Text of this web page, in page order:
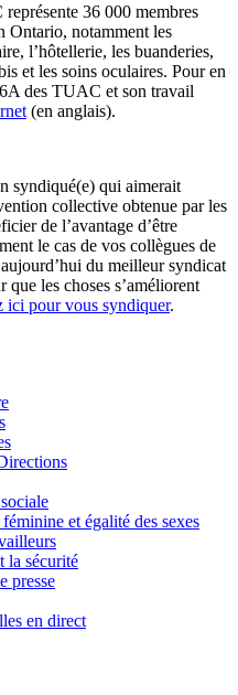
36 000 membres
Ontario, notamment les
l’hôtellerie, les buanderies,
et les soins oculaires. Pour en
des TUAC et son travail
(en anglais).
syndiqué(e) qui aimerait
collective obtenue par les
de l’avantage d’être
le cas de vos collègues de
du meilleur syndicat
les choses s’améliorent
ici pour vous syndiquer.
et égalité des sexes
la sécurité
presse
en direct